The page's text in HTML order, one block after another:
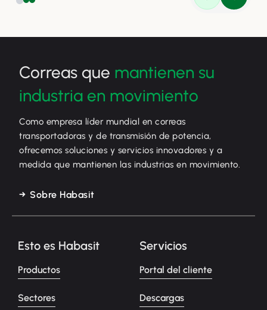
Correas que mantienen su
industria en movimiento
Como empresa líder mundial en correas
transportadoras y de transmisión de potencia,
ofrecemos soluciones y servicios innovadores y a
medida que mantienen las industrias en movimiento.
Sobre Habasit
Esto es Habasit
Productos
Sectores
Servicios
Portal del cliente
Descargas